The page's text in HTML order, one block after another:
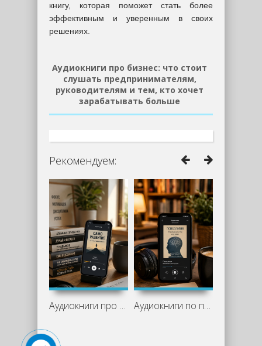
книгу, которая поможет стать более
эффективным и уверенным в своих
решениях.
Аудиокниги про бизнес: что стоит
слушать предпринимателям,
руководителям и тем, кто хочет
зарабатывать больше
Рекомендуем:
Аудиокниги про саморазвитие: что стоит Аудиокниги по психологии: лучшие книги